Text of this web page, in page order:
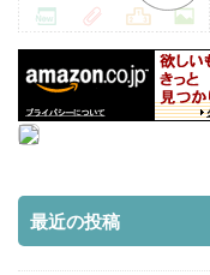
最近の投稿